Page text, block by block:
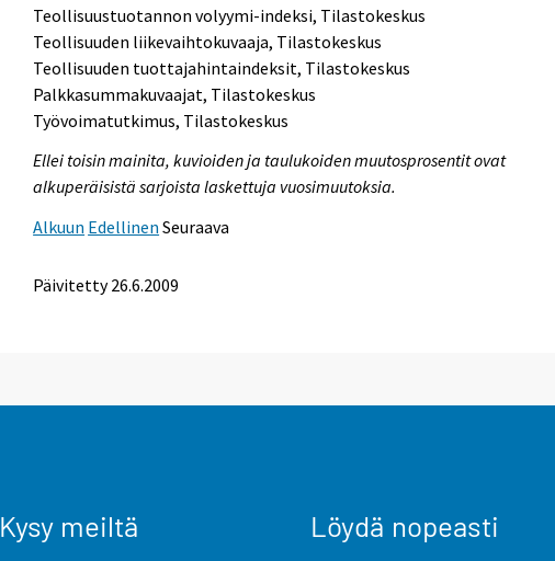
Teollisuustuotannon volyymi-indeksi, Tilastokeskus
Teollisuuden liikevaihtokuvaaja, Tilastokeskus
Teollisuuden tuottajahintaindeksit, Tilastokeskus
Palkkasummakuvaajat, Tilastokeskus
Työvoimatutkimus, Tilastokeskus
Ellei toisin mainita, kuvioiden ja taulukoiden muutosprosentit ovat
alkuperäisistä sarjoista laskettuja vuosimuutoksia.
Alkuun Edellinen Seuraava
Päivitetty26.6.2009
Kysy meiltä Löydä nopeasti